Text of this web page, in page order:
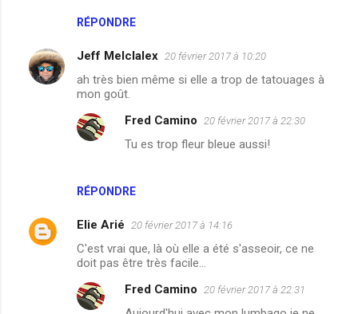
RÉPONDRE
Jeff Melclalex 20 février 2017 à 10:20
ah très bien même si elle a trop de tatouages à
mon goût.
RÉPONDRE
Fred Camino 20 février 2017 à 22:30
Tu es trop fleur bleue aussi!
Elie Arié 20 février 2017 à 14:16
C'est vrai que, là où elle a été s'asseoir, ce ne
doit pas être très facile...
Fred Camino 20 février 2017 à 22:31